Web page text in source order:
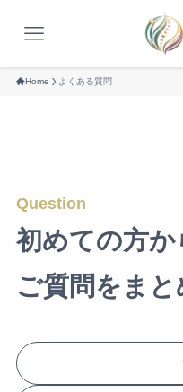
Home よくある質問
Question
初めての方か
ご質問をま